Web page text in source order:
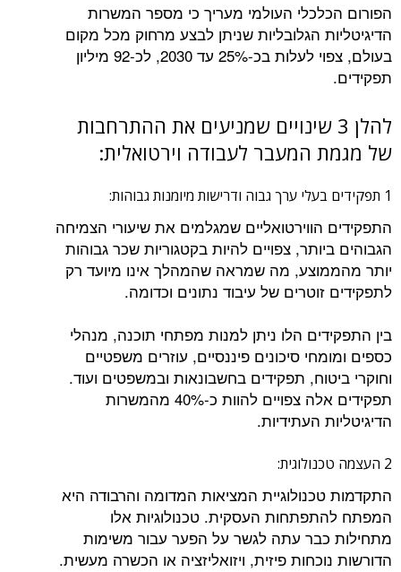
הפורום הכלכלי העולמי מעריך כי מספר המשרות
הדיגיטליות הגלובליות שניתן לבצע מרחוק מכל מקום
בעולם, צפוי לעלות בכ-25% עד 2030, לכ-92 מיליון
תפקידים.
להלן 3 שינויים שמניעים את ההתרחבות
של מגמת המעבר לעבודה וירטואלית:
1 תפקידים בעלי ערך גבוה ודרישות מיומנות גבוהות:
התפקידים הווירטואליים שמגלמים את שיעורי הצמיחה
הגבוהים ביותר, צפויים להיות בקטגוריות שכר גבוהות
יותר מהממוצע, מה שמראה שהמהלך אינו מיועד רק
לתפקידים זוטרים של עיבוד נתונים וכדומה.
בין התפקידים הלו ניתן למנות מפתחי תוכנה, מנהלי
כספים ומומחי סיכונים פיננסיים, עוזרים משפטיים
וחוקרי ביטוח, תפקידים בחשבונאות ובמשפטים ועוד.
תפקידים אלה צפויים להוות כ-40% מהמשרות
הדיגיטליות העתידיות.
2 העצמה טכנולוגית:
התקדמות טכנולוגיית המציאות המדומה והרבודה היא
המפתח להתפתחות העסקית. טכנולוגיות אלו
מתחילות כבר עתה לגשר על הפער עבור משימות
הדורשות נוכחות פיזית, ויזואליזציה או הכשרה מעשית.